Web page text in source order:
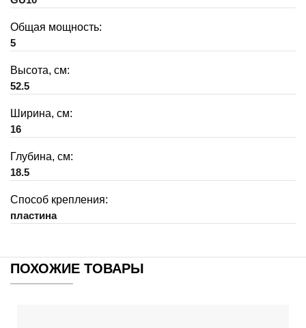
Общая мощность:
5
Высота, см:
52.5
Ширина, см:
16
Глубина, см:
18.5
Способ крепления:
пластина
ПОХОЖИЕ ТОВАРЫ